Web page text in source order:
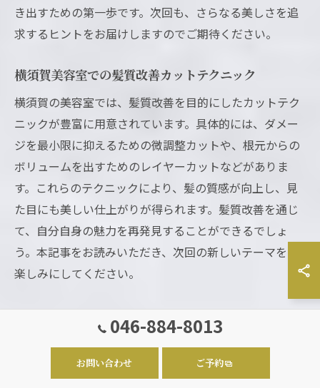
き出すための第一歩です。次回も、さらなる美しさを追
求するヒントをお届けしますのでご期待ください。
横須賀美容室での髪質改善カットテクニック
横須賀の美容室では、髪質改善を目的にしたカットテク
ニックが豊富に用意されています。具体的には、ダメー
ジを最小限に抑えるための微調整カットや、根元からの
ボリュームを出すためのレイヤーカットなどがありま
す。これらのテクニックにより、髪の質感が向上し、見
た目にも美しい仕上がりが得られます。髪質改善を通じ
て、自分自身の魅力を再発見することができるでしょ
う。本記事をお読みいただき、次回の新しいテーマをお
楽しみにしてください。
横須賀美容室のカラーリングで輝
く自然な仕上がり
046-884-8013
お問い合わせ ご予約